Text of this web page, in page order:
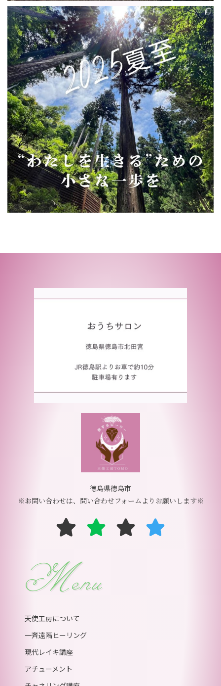
徳島県徳島市
※お問い合わせは、問い合わせフォームよりお願いします※
Menu
天使工房について
一斉遠隔ヒーリング
現代レイキ講座
アチューメント